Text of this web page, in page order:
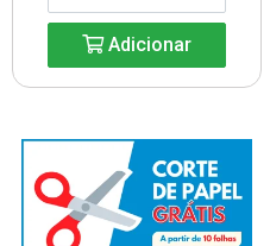
Adicionar